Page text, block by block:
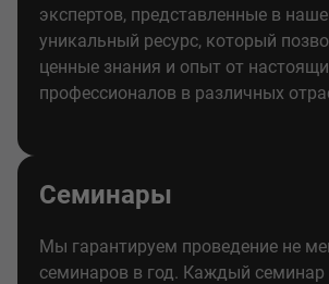
экспертов, представленные в
уникальный ресурс, который
ценные знания и опыт от
профессионалов в различных
Семинары
Мы гарантируем проведение не
семинаров в год. Каждый семинар